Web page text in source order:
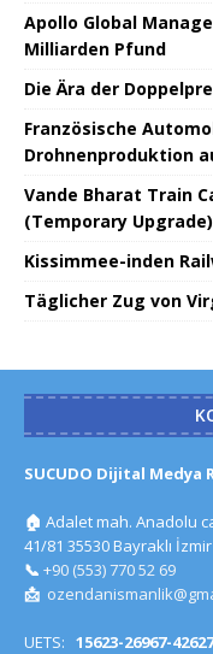
Apollo Global
Milliarden Pfund
Die Ära der
Französische
Drohnenproduktion
Vande Bharat Train
(Temporary Upgrade)
Kissimmee-inden
Täglicher Zug von
SUCUDO Dijital Medya
🏠 Adalet mah. Anadolu
41/81 35530 Bayraklı
📞 +90 (553) 770 52 69
📩
UETS: 15623-26967-42627